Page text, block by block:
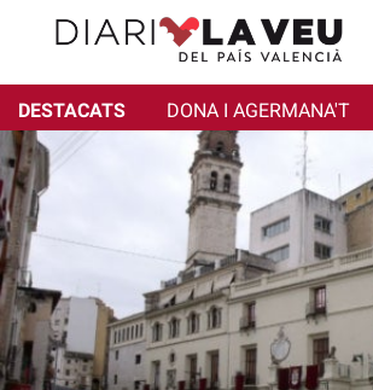
DESTACATS DONA I AGERMANA'T